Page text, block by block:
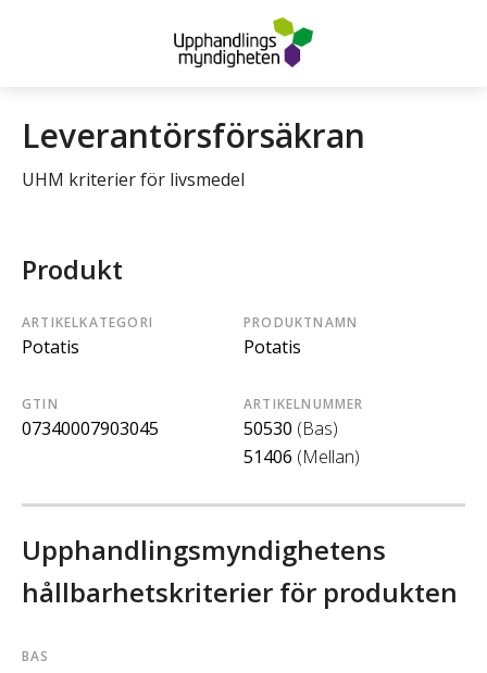
Leverantörsförsäkran
UHM kriterier för livsmedel
Produkt
ARTIKELKATEGORI
Potatis
PRODUKTNAMN
Potatis
GTIN
07340007903045
ARTIKELNUMMER
50530 (Bas)
51406 (Mellan)
Upphandlingsmyndighetens
hållbarhetskriterier för produkten
BAS